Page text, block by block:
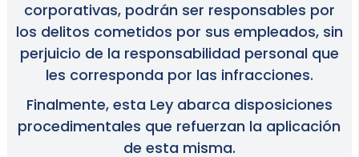
corporativas, podrán ser responsables por
los delitos cometidos por sus empleados, sin
perjuicio de la responsabilidad personal que
les corresponda por las infracciones.
Finalmente, esta Ley abarca disposiciones
procedimentales que refuerzan la aplicación
de esta misma.